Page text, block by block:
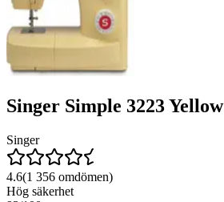
Singer Simple 3223 Yellow
Singer
4.6(1 356 omdömen)
Hög säkerhet